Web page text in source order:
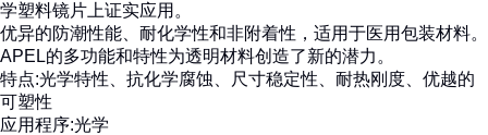
学塑料镜片上证实应用。
优异的防潮性能、耐化学性和非附着性，适用于医用包装材料。
APEL的多功能和特性为透明材料创造了新的潜力。
特点:光学特性、抗化学腐蚀、尺寸稳定性、耐热刚度、优越的
可塑性
应用程序:光学